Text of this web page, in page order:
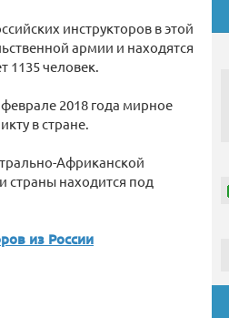
инструкторов в этой
армии и находятся
1135 человек.
2018 года мирное
в стране.
Африканской
страны находится под
из России